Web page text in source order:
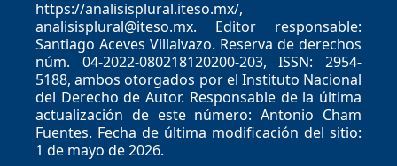
https://analisisplural.iteso.mx/,
analisisplural@iteso.mx. Editor responsable:
Santiago Aceves Villalvazo. Reserva de derechos
núm. 04-2022-080218120200-203, ISSN: 2954-
5188, ambos otorgados por el Instituto Nacional
del Derecho de Autor. Responsable de la última
actualización de este número: Antonio Cham
Fuentes. Fecha de última modificación del sitio:
1 de mayo de 2026.